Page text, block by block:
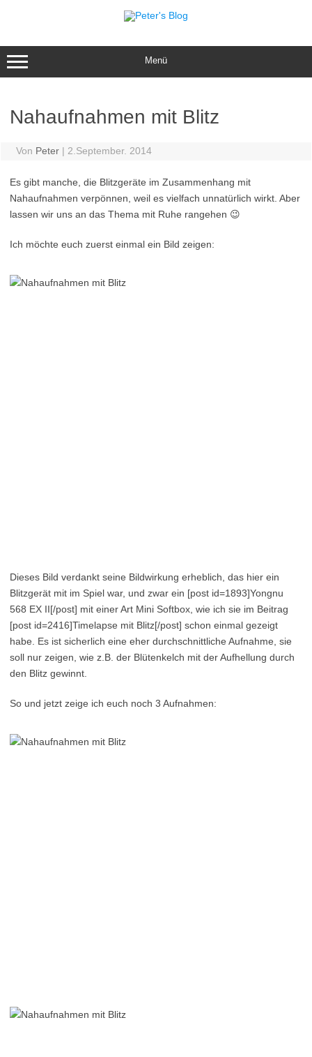
Menü
Nahaufnahmen mit Blitz
Von Peter | 2.September. 2014
Es gibt manche, die Blitzgeräte im Zusammenhang mit
Nahaufnahmen verpönnen, weil es vielfach unnatürlich wirkt. Aber
lassen wir uns an das Thema mit Ruhe rangehen 😉
Ich möchte euch zuerst einmal ein Bild zeigen:
Dieses Bild verdankt seine Bildwirkung erheblich, das hier ein
Blitzgerät mit im Spiel war, und zwar ein [post id=1893]Yongnu
568 EX II[/post] mit einer Art Mini Softbox, wie ich sie im Beitrag
[post id=2416]Timelapse mit Blitz[/post] schon einmal gezeigt
habe. Es ist sicherlich eine eher durchschnittliche Aufnahme, sie
soll nur zeigen, wie z.B. der Blütenkelch mit der Aufhellung durch
den Blitz gewinnt.
So und jetzt zeige ich euch noch 3 Aufnahmen: